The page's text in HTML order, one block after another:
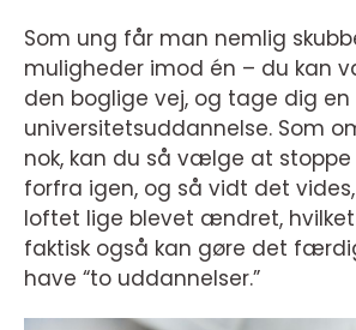
Som ung får man nemlig
muligheder imod én – du kan
den boglige vej, og tage dig en
universitetsuddannelse. Som
nok, kan du så vælge at
forfra igen, og så vidt det
loftet lige blevet ændret,
faktisk også kan gøre det
have “to uddannelser.”